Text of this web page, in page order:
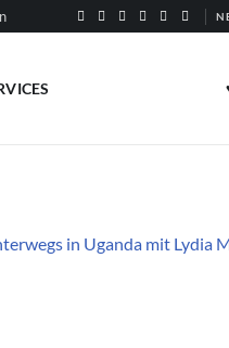
in Uganda mit Lydia